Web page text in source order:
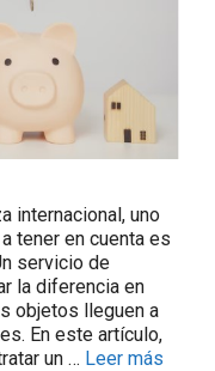
internacional, uno
tener en cuenta es
servicio de
la diferencia en
objetos lleguen a
En este artículo,
un … Leer más